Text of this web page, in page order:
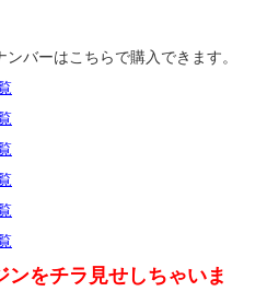
バーはこちらで購入できます。
をチラ見せしちゃいま